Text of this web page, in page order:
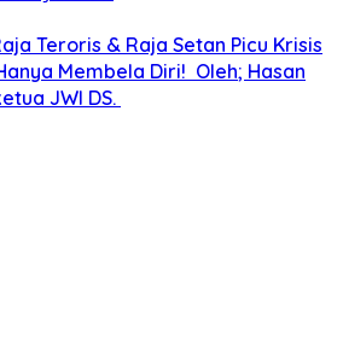
Teroris & Raja Setan Picu Krisis
Membela Diri! Oleh; Hasan
JWI DS.